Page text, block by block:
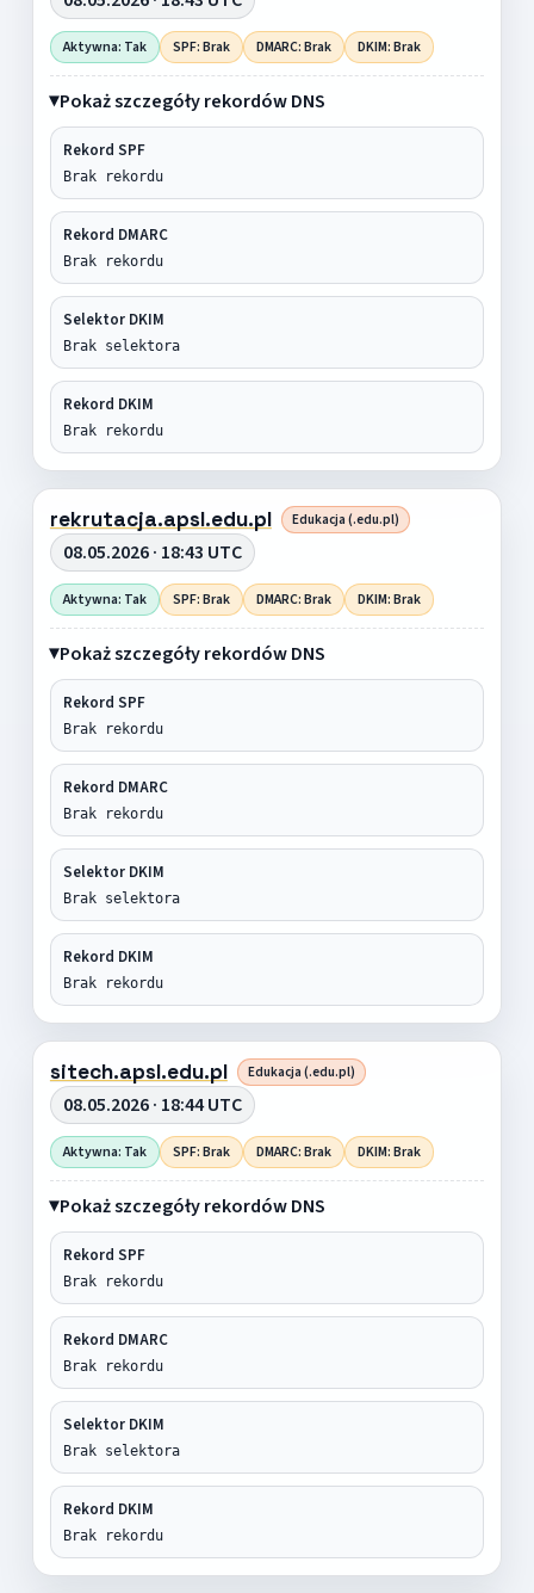
Aktywna: Tak SPF: Brak DMARC: Brak DKIM: Brak
Pokaż szczegóły rekordów DNS
Rekord SPF
Brak rekordu
Rekord DMARC
Brak rekordu
Selektor DKIM
Brak selektora
Rekord DKIM
Brak rekordu
rekrutacja.apsl.edu.pl Edukacja (.edu.pl)
08.05.2026 · 18:43 UTC
Aktywna: Tak SPF: Brak DMARC: Brak DKIM: Brak
Pokaż szczegóły rekordów DNS
Rekord SPF
Brak rekordu
Rekord DMARC
Brak rekordu
Selektor DKIM
Brak selektora
Rekord DKIM
Brak rekordu
sitech.apsl.edu.pl Edukacja (.edu.pl)
08.05.2026 · 18:44 UTC
Aktywna: Tak SPF: Brak DMARC: Brak DKIM: Brak
Pokaż szczegóły rekordów DNS
Rekord SPF
Brak rekordu
Rekord DMARC
Brak rekordu
Selektor DKIM
Brak selektora
Rekord DKIM
Brak rekordu